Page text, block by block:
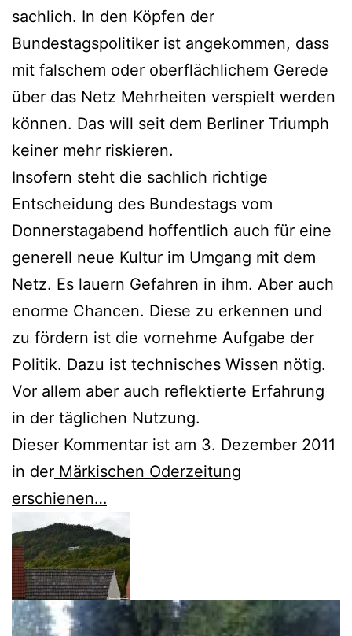
sachlich. In den Köpfen der
Bundestagspolitiker ist angekommen, dass
mit falschem oder oberflächlichem Gerede
über das Netz Mehrheiten verspielt werden
können. Das will seit dem Berliner Triumph
keiner mehr riskieren.
Insofern steht die sachlich richtige
Entscheidung des Bundestags vom
Donnerstagabend hoffentlich auch für eine
generell neue Kultur im Umgang mit dem
Netz. Es lauern Gefahren in ihm. Aber auch
enorme Chancen. Diese zu erkennen und
zu fördern ist die vornehme Aufgabe der
Politik. Dazu ist technisches Wissen nötig.
Vor allem aber auch reflektierte Erfahrung
in der täglichen Nutzung.
Dieser Kommentar ist am 3. Dezember 2011
in der Märkischen Oderzeitung
erschienen…